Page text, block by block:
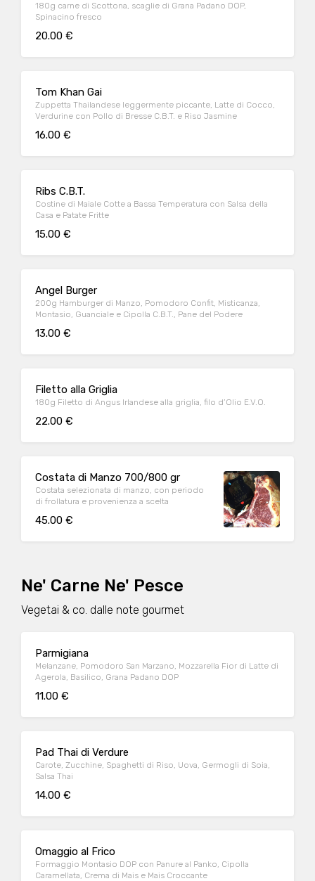
180g carne di Scottona, scaglie di Grana Padano DOP,
Spinacino fresco
20.00 €
Tom Khan Gai
Zuppetta Thailandese leggermente piccante, Latte di Cocco,
Verdurine con Pollo di Bresse C.B.T. e Riso Jasmine
16.00 €
Ribs C.B.T.
Costine di Maiale Cotte a Bassa Temperatura con Salsa della
Casa e Patate Fritte
15.00 €
Angel Burger
200g Hamburger di Manzo, Pomodoro Confit, Misticanza,
Montasio, Guanciale e Cipolla C.B.T., Pane del Podere
13.00 €
Filetto alla Griglia
180g Filetto di Angus Irlandese alla griglia, filo d’Olio E.V.O.
22.00 €
Costata di Manzo 700/800 gr
Costata selezionata di manzo, con periodo
di frollatura e provenienza a scelta
45.00 €
Ne' Carne Ne' Pesce
Vegetai & co. dalle note gourmet
Parmigiana
Melanzane, Pomodoro San Marzano, Mozzarella Fior di Latte di
Agerola, Basilico, Grana Padano DOP
11.00 €
Pad Thai di Verdure
Carote, Zucchine, Spaghetti di Riso, Uova, Germogli di Soia,
Salsa Thai
14.00 €
Omaggio al Frico
Formaggio Montasio DOP con Panure al Panko, Cipolla
Caramellata, Crema di Mais e Mais Croccante